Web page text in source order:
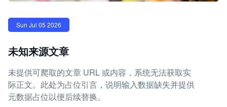
Sun Jul 05 2026
未知来源文章
未提供可爬取的文章 URL 或内容，系统无法获取实
际正文。此处为占位引言，说明输入数据缺失并提供
元数据占位以便后续替换。